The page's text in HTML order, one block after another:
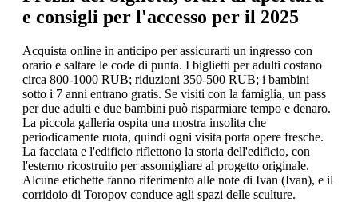
e consigli per l'accesso per il 2025
Acquista online in anticipo per assicurarti un ingresso con
orario e saltare le code di punta. I biglietti per adulti costano
circa 800-1000 RUB; riduzioni 350-500 RUB; i bambini
sotto i 7 anni entrano gratis. Se visiti con la famiglia, un pass
per due adulti e due bambini può risparmiare tempo e denaro.
La piccola galleria ospita una mostra insolita che
periodicamente ruota, quindi ogni visita porta opere fresche.
La facciata e l'edificio riflettono la storia dell'edificio, con
l'esterno ricostruito per assomigliare al progetto originale.
Alcune etichette fanno riferimento alle note di Ivan (Ivan), e il
corridoio di Toropov conduce agli spazi delle sculture.